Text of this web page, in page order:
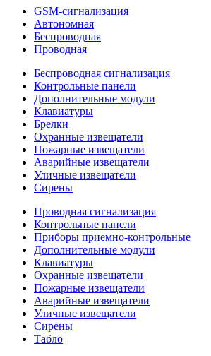
GSM-сигнализация
Автономная
Беспроводная
Проводная
Беспроводная сигнализация
Контрольные панели
Дополнительные модули
Клавиатуры
Брелки
Охранные извещатели
Пожарные извещатели
Аварийные извещатели
Уличные извещатели
Сирены
Проводная сигнализация
Контрольные панели
Приборы приемно-контрольные
Дополнительные модули
Клавиатуры
Охранные извещатели
Пожарные извещатели
Аварийные извещатели
Уличные извещатели
Сирены
Табло